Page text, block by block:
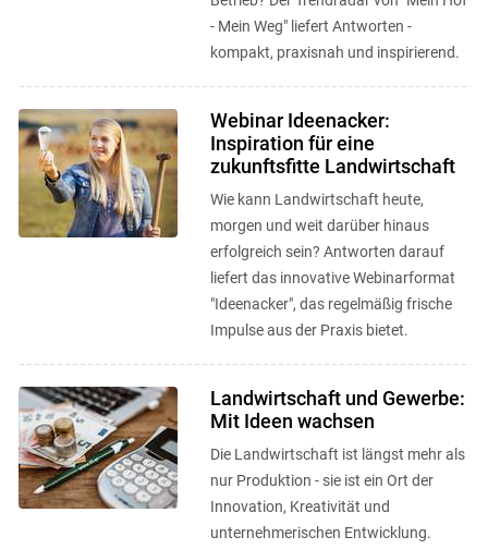
- Mein Weg" liefert Antworten -
kompakt, praxisnah und inspirierend.
Webinar Ideenacker:
Inspiration für eine
zukunftsfitte Landwirtschaft
Wie kann Landwirtschaft heute,
morgen und weit darüber hinaus
erfolgreich sein? Antworten darauf
liefert das innovative Webinarformat
"Ideenacker", das regelmäßig frische
Impulse aus der Praxis bietet.
Landwirtschaft und Gewerbe:
Mit Ideen wachsen
Die Landwirtschaft ist längst mehr als
nur Produktion - sie ist ein Ort der
Innovation, Kreativität und
unternehmerischen Entwicklung.